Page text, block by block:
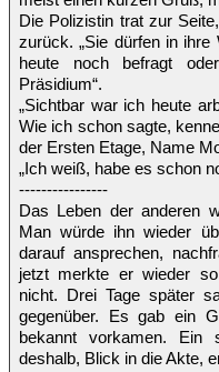
Die Polizistin trat zur
zurück. „Sie dürfen in
heute noch befragt
Präsidium“.
„Sichtbar war ich heute
Wie ich schon sagte,
der Ersten Etage, Name
„Ich weiß, habe es schon
----------------
Das Leben der anderen
Man würde ihn wieder
darauf ansprechen,
jetzt merkte er wieder
nicht. Drei Tage später
gegenüber. Es gab ein
bekannt vorkamen.
deshalb, Blick in die Akte,